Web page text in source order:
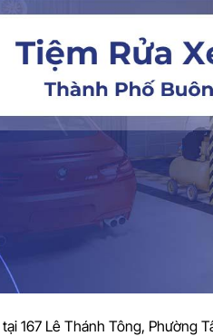
167 Lê Thánh Tông,